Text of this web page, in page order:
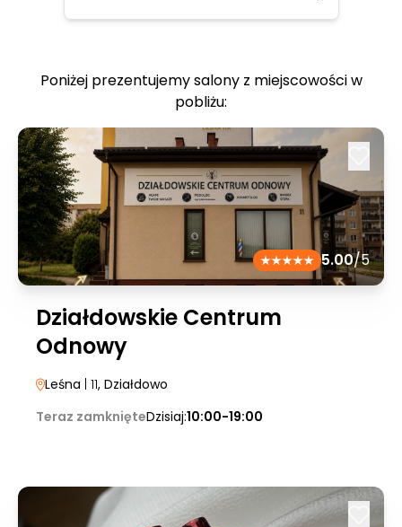
Poniżej prezentujemy salony z miejscowości w
pobliżu:
5.00/5
Działdowskie Centrum
Odnowy
Leśna | 11, Działdowo
Teraz zamknięteDzisiaj:10:00-19:00